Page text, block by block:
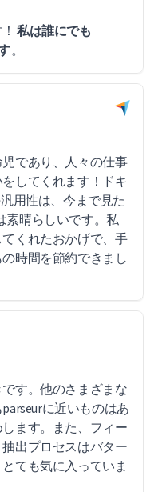
か技術的な課題に遭
チームは迅速かつ迅
ほとんどの問題はソ
身の学習曲線に起因
ており、大量の文書
自信を持ってParseur
私は誰にでも
。
であり、人々の仕事
してくれます！ドキ
用性は、今まで見た
素晴らしいです。私
くれたおかげで、手
時間を節約できまし
す。他のさまざまな
に近いものはあ
ます。また、フィー
出プロセスはバター
ても気に入っていま